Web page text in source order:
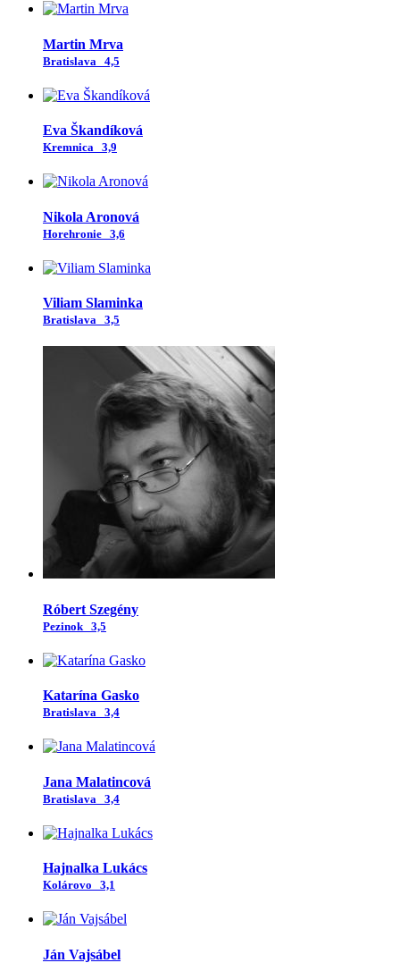
Martin Mrva
Bratislava 4,5
Eva Škandíková
Kremnica 3,9
Nikola Aronová
Horehronie 3,6
Viliam Slaminka
Bratislava 3,5
Róbert Szegény
Pezinok 3,5
Katarína Gasko
Bratislava 3,4
Jana Malatincová
Bratislava 3,4
Hajnalka Lukács
Kolárovo 3,1
Ján Vajsábel